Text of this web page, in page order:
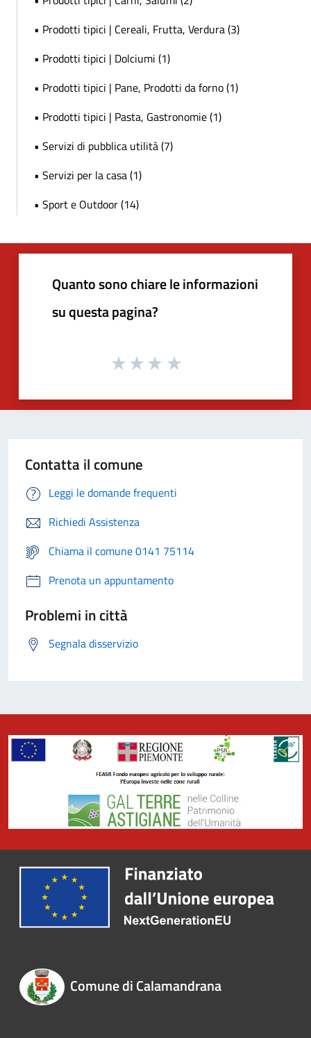
• Prodotti tipici | Cereali, Frutta, Verdura (3)
• Prodotti tipici | Dolciumi (1)
• Prodotti tipici | Pane, Prodotti da forno (1)
• Prodotti tipici | Pasta, Gastronomie (1)
• Servizi di pubblica utilità (7)
• Servizi per la casa (1)
• Sport e Outdoor (14)
Quanto sono chiare le informazioni
su questa pagina?
Contatta il comune
Leggi le domande frequenti
Richiedi Assistenza
Chiama il comune 0141 75114
Prenota un appuntamento
Problemi in città
Segnala disservizio
Comune di Calamandrana